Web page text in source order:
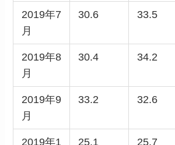
2019年7
月
30.6 33.5
2019年8
月
30.4 34.2
2019年9
月
33.2 32.6
2019年1
25.1 25.7